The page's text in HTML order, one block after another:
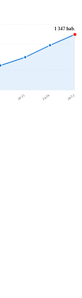
2011 2016 2022
1 347 hab.